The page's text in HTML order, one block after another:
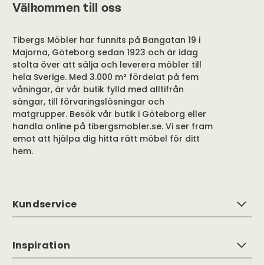
Välkommen till oss
Tibergs Möbler har funnits på Bangatan 19 i
Majorna, Göteborg sedan 1923 och är idag
stolta över att sälja och leverera möbler till
hela Sverige. Med 3.000 m² fördelat på fem
våningar, är vår butik fylld med alltifrån
sängar, till förvaringslösningar och
matgrupper. Besök vår butik i Göteborg eller
handla online på tibergsmobler.se. Vi ser fram
emot att hjälpa dig hitta rätt möbel för ditt
hem.
Kundservice
Inspiration